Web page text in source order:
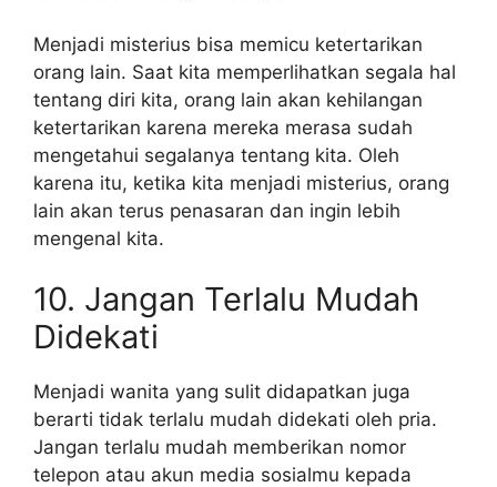
Menjadi misterius bisa memicu ketertarikan
orang lain. Saat kita memperlihatkan segala hal
tentang diri kita, orang lain akan kehilangan
ketertarikan karena mereka merasa sudah
mengetahui segalanya tentang kita. Oleh
karena itu, ketika kita menjadi misterius, orang
lain akan terus penasaran dan ingin lebih
mengenal kita.
10. Jangan Terlalu Mudah
Didekati
Menjadi wanita yang sulit didapatkan juga
berarti tidak terlalu mudah didekati oleh pria.
Jangan terlalu mudah memberikan nomor
telepon atau akun media sosialmu kepada